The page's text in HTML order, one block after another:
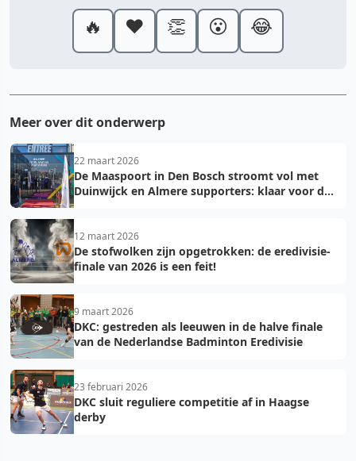
🔥 ❤️ 👏 😮 😂
Meer over dit onderwerp
22 maart 2026
De Maaspoort in Den Bosch stroomt vol met
Duinwijck en Almere supporters: klaar voor de
12 maart 2026
De stofwolken zijn opgetrokken: de eredivisie-
finale van 2026 is een feit!
9 maart 2026
DKC: gestreden als leeuwen in de halve finale
van de Nederlandse Badminton Eredivisie
23 februari 2026
DKC sluit reguliere competitie af in Haagse
derby